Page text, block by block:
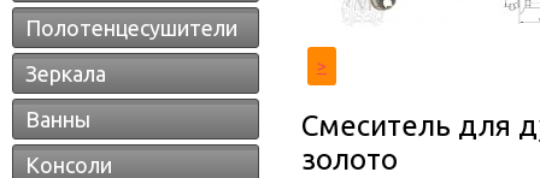
Полотенцесушители
Зеркала
Ванны
Консоли
>
Смеситель для
золото